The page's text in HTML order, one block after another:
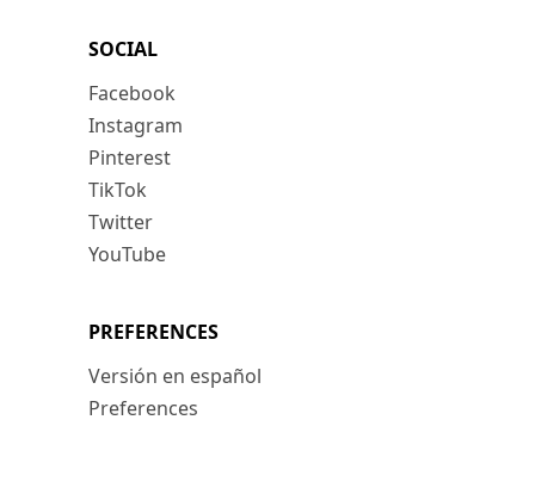
SOCIAL
Facebook
Instagram
Pinterest
TikTok
Twitter
YouTube
PREFERENCES
Versión en español
Preferences